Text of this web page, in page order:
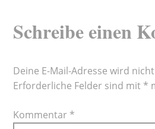
Schreibe einen
Deine E-Mail-Adresse wird
Erforderliche Felder sind mit *
Kommentar *